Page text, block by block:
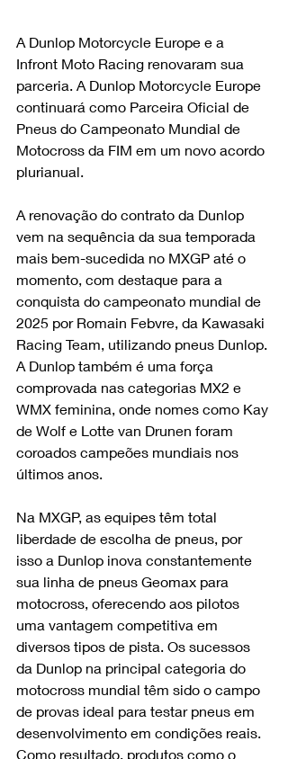
A Dunlop Motorcycle Europe e a
Infront Moto Racing renovaram sua
parceria. A Dunlop Motorcycle Europe
continuará como Parceira Oficial de
Pneus do Campeonato Mundial de
Motocross da FIM em um novo acordo
plurianual.
A renovação do contrato da Dunlop
vem na sequência da sua temporada
mais bem-sucedida no MXGP até o
momento, com destaque para a
conquista do campeonato mundial de
2025 por Romain Febvre, da Kawasaki
Racing Team, utilizando pneus Dunlop.
A Dunlop também é uma força
comprovada nas categorias MX2 e
WMX feminina, onde nomes como Kay
de Wolf e Lotte van Drunen foram
coroados campeões mundiais nos
últimos anos.
Na MXGP, as equipes têm total
liberdade de escolha de pneus, por
isso a Dunlop inova constantemente
sua linha de pneus Geomax para
motocross, oferecendo aos pilotos
uma vantagem competitiva em
diversos tipos de pista. Os sucessos
da Dunlop na principal categoria do
motocross mundial têm sido o campo
de provas ideal para testar pneus em
desenvolvimento em condições reais.
Como resultado, produtos como o